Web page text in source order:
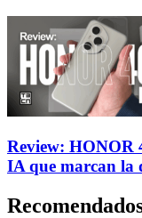
Review: HONOR
IA que marcan la